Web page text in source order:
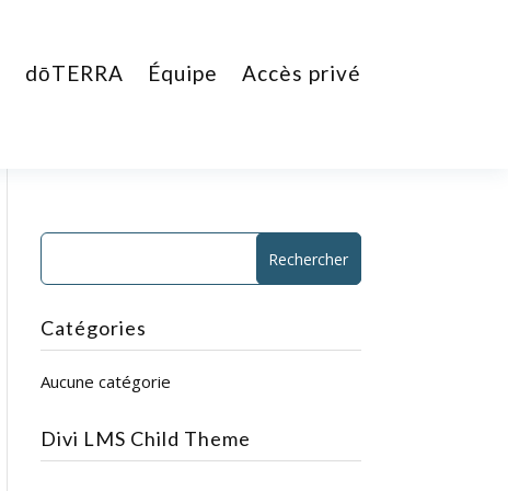
dōTERRA Équipe Accès privé
Catégories
Aucune catégorie
Divi LMS Child Theme